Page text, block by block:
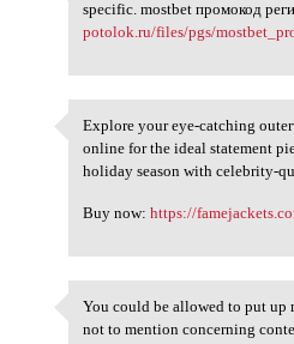
specific. mostbet промокод
potolok.ru/files/pgs/
Explore your eye-
Explore your eye-catching
online for the ideal statement
holiday season with celebrity-
Buy now:https://
You could be allowed to
You could be allowed to put up
not to mention concerning